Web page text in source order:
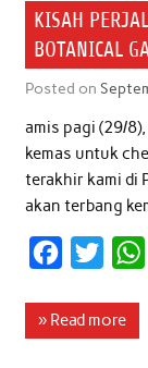
o
o
k
e
r
KISAH
BOTANICAL
Posted on
amis pagi (29/
kemas untuk
terakhir kami di
akan terbang
c
i
» Read more